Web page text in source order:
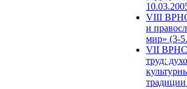
VIII
и
мир» (3-
VII ВРНС
труд: